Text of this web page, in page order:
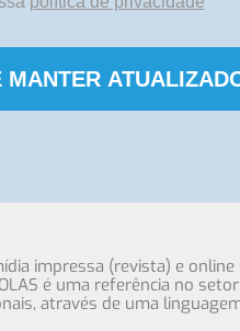
MANTER
impressa (revista) e
é uma referência no
através de uma